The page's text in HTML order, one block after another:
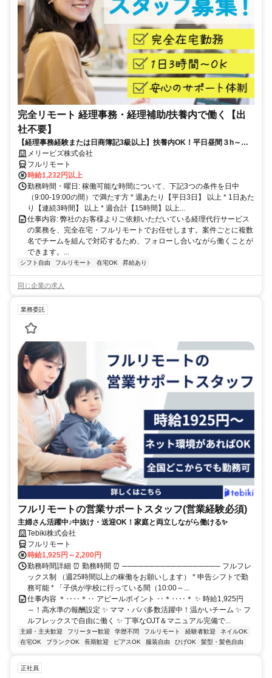
完全リモート 経理事務・経理補助/扶養内で働く【出
社不要】
【経理事務経験または日商簿記3級以上】扶養内OK！平日昼間３h～。
完全在宅で育児・介護中の方も大歓迎♪
メリービズ株式会社
フルリモート
時給1,232円以上
勤務時間・曜日: 稼働可能な時間について、下記3つの条件を日中
（9:00-19:00の間）で満たす方 * 週あたり【平日3日】 以上 * 1日あた
り【連続3時間】 以上 * 週合計【15時間】以上...
仕事内容: 弊社のお客様よりご依頼いただいている経理代行サービス
の業務を、完全在宅・フルリモートでお任せします。案件ごとに複数
名でチームを組んで対応するため、フォローし合いながら働くことが
できます。...
シフト自由 フルリモート 在宅OK 昇給あり
同じ企業の求人
業務委託
フルリモートの営業サポートスタッフ(営業経験必須)
主婦さん活躍中♪中抜け・送迎OK！家庭と両立しながら働ける✨
Tebiki株式会社
フルリモート
時給1,925円～2,200円
勤務時間詳細 ⏰ 勤務時間 ⏰ ────────────────── フルフレ
ックス制 （週25時間以上の稼働をお願いします） * 申告シフトで勤
務可能 * 「子供が学校に行っている間（10:00～...
仕事内容 ＊‥‥＊‥ アピールポイント ‥＊‥‥＊ ✨ 時給1,925円
～！高水準の報酬設定 ✨ ママ・パパ多数活躍中！温かいチーム ✨ フ
ルフレックスで自由に働く ✨ 丁寧なOJT＆マニュアル完備で...
主婦・主夫歓迎 フリーター歓迎 学歴不問 フルリモート 経験者歓迎
ネイルOK
在宅OK
ブランクOK 長期歓迎 ピアスOK 服装自由 ひげOK 髪型・髪色自由
正社員